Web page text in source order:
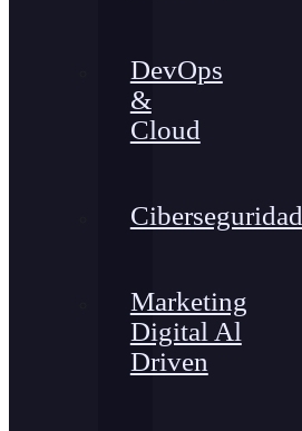
DevOps
&
Cloud
Ciberseguridad
Marketing
Digital Al
Driven